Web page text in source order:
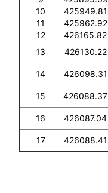
10
425949.81
11
425962.92
12
426165.82
13
426130.22
14
426098.31
15
426088.37
16
426087.04
17
426088.41